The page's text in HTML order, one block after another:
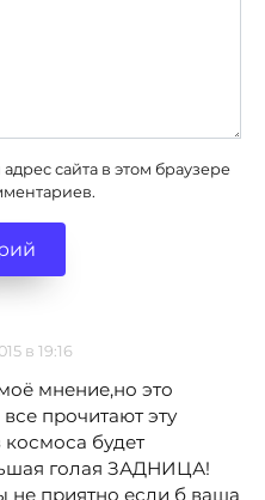
сайта в этом браузере
в 19:16
мнение,но это
прочитают эту
космоса будет
голая ЗАДНИЦА!
приятно если б ваша